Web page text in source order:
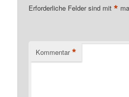
Erforderliche Felder sind mit*
Kommentar *